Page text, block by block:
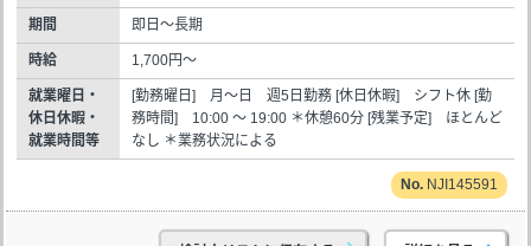
期間 即日～長期
時給 1,700円～
就業曜日・
休日休暇・
就業時間等
[勤務曜日] 月～日 週5日勤務 [休日休暇] シフト休 [勤
務時間] 10:00 ～ 19:00 ＊休憩60分 [残業予定] ほとんど
なし ＊業務状況による
NJI145591